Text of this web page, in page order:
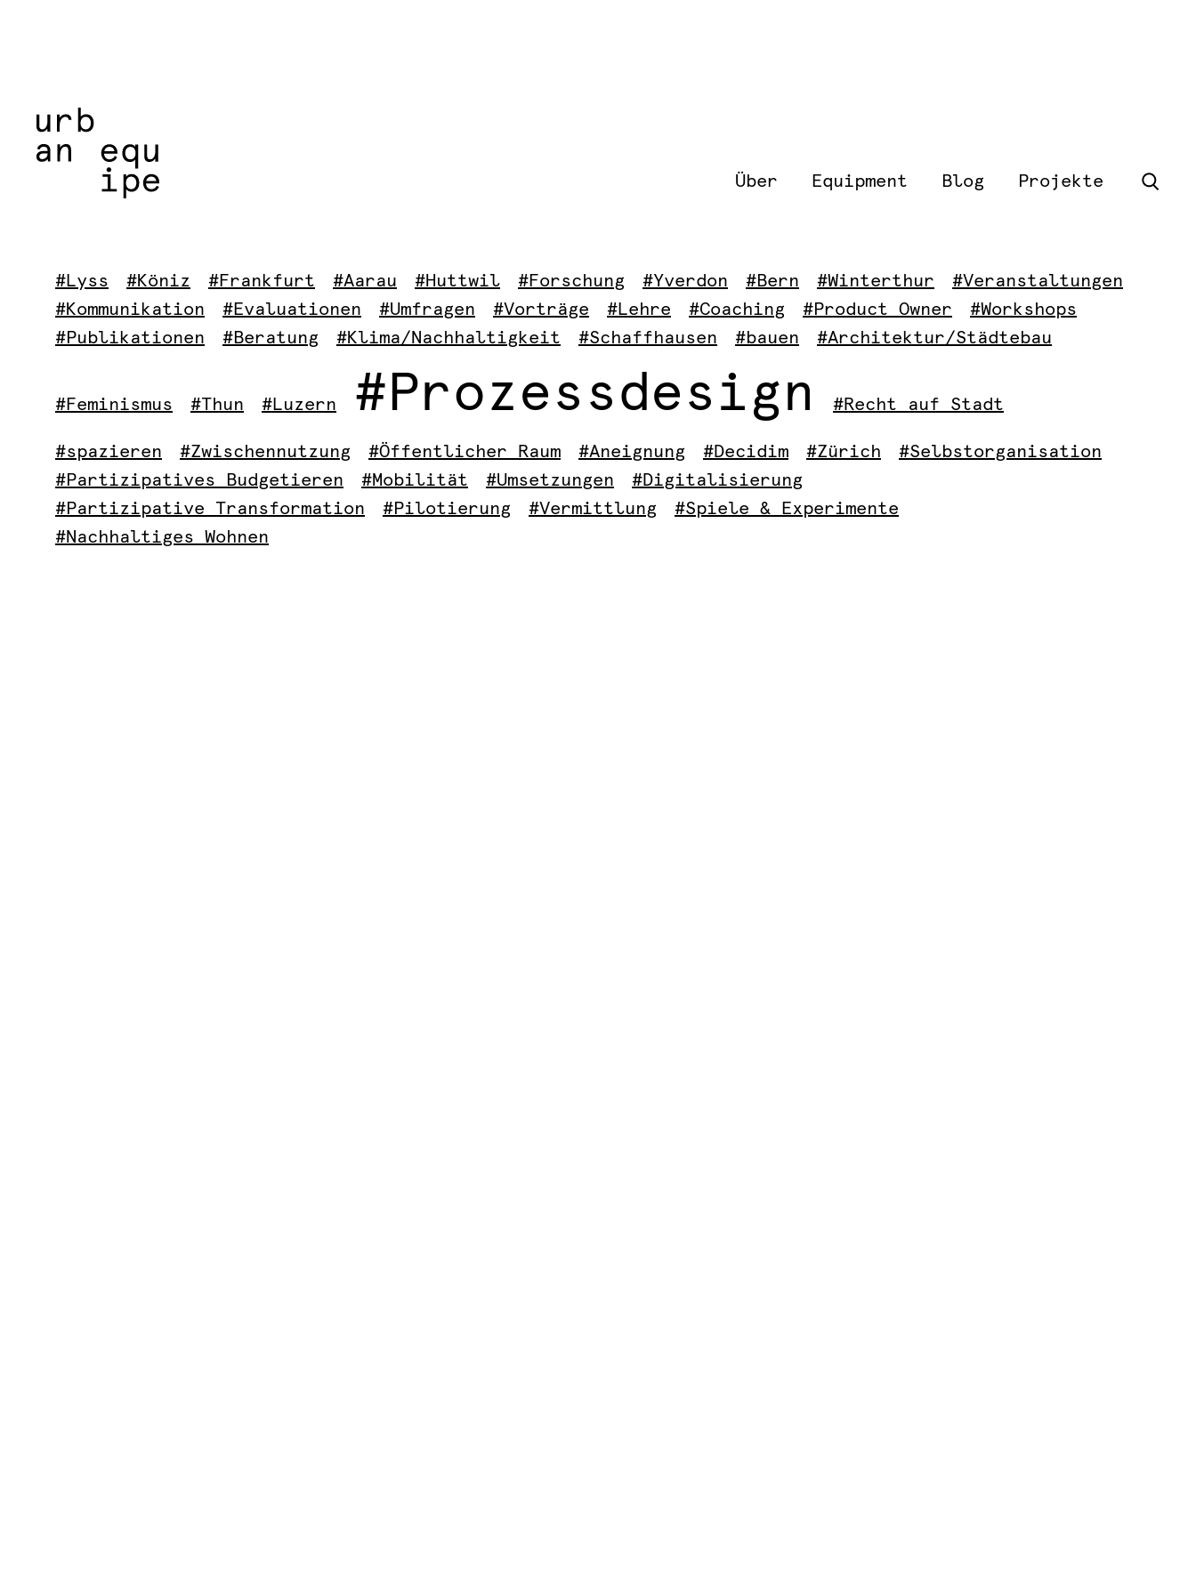
Über Equipment Blog Projekte
#Lyss #Köniz #Frankfurt #Aarau #Huttwil #Forschung #Yverdon #Bern #Winterthur
#Veranstaltungen
#Kommunikation
#Evaluationen #Umfragen #Vorträge #Lehre #Coaching #Product Owner
#Workshops
#Publikationen
#Beratung #Klima/Nachhaltigkeit #Schaffhausen #bauen #Architektur/Städtebau
#Feminismus #Thun #Luzern #Prozessdesign #Recht auf Stadt
#spazieren #Zwischennutzung #Öffentlicher Raum #Aneignung #Decidim #Zürich
#Selbstorganisation
#Partizipatives Budgetieren
#Mobilität #Umsetzungen
#Digitalisierung
#Partizipative Transformation
#Pilotierung #Vermittlung
#Spiele & Experimente
#Nachhaltiges Wohnen